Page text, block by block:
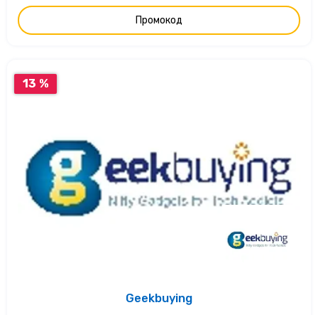
Промокод
13 %
Geekbuying